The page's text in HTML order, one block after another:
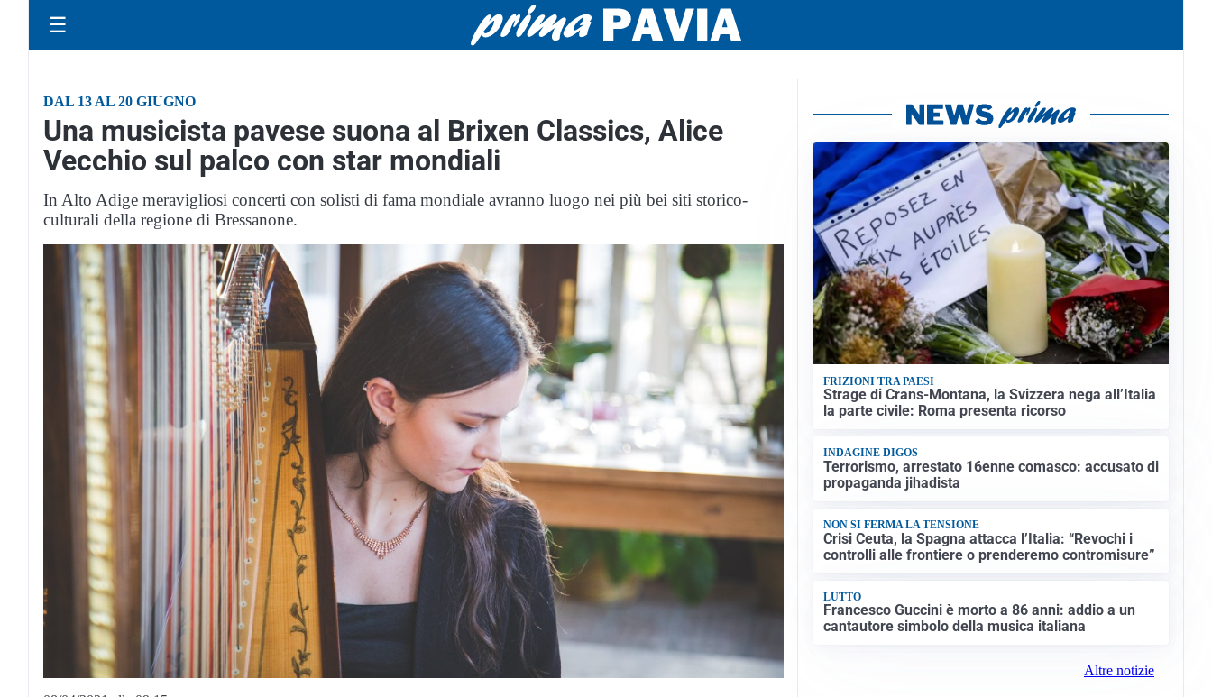
☰
DAL 13 AL 20 GIUGNO
Una musicista pavese suona al Brixen Classics, Alice
Vecchio sul palco con star mondiali
In Alto Adige meravigliosi concerti con solisti di fama mondiale avranno luogo nei più bei siti storico-
culturali della regione di Bressanone.
FRIZIONI TRA PAESI
Strage di Crans-Montana, la Svizzera nega all’Italia
la parte civile: Roma presenta ricorso
INDAGINE DIGOS
Terrorismo, arrestato 16enne comasco: accusato di
propaganda jihadista
NON SI FERMA LA TENSIONE
Crisi Ceuta, la Spagna attacca l’Italia: “Revochi i
controlli alle frontiere o prenderemo contromisure”
LUTTO
Francesco Guccini è morto a 86 anni: addio a un
cantautore simbolo della musica italiana
Altre notizie